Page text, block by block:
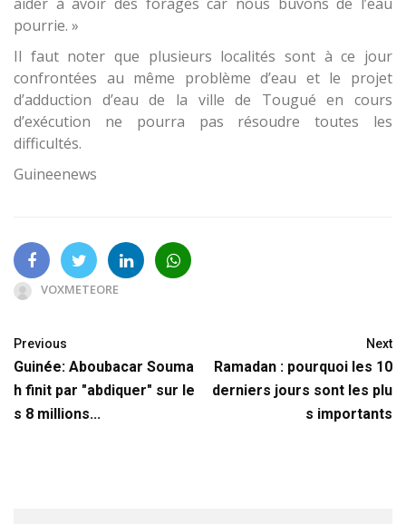
pourrie. »
Il faut noter que plusieurs localités sont à ce jour
confrontées au même problème d’eau et le projet
d’adduction d’eau de la ville de Tougué en cours
d’exécution ne pourra pas résoudre toutes les
difficultés.
Guineenews
VOXMETEORE
Previous
Guinée: Aboubacar Souma
h finit par "abdiquer" sur le
s 8 millions...
Next
Ramadan : pourquoi les 10
derniers jours sont les plu
s importants